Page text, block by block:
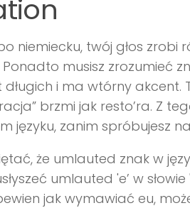
niemiecku, twój głos zrobi
Ponadto musisz zrozumieć
długich i ma wtórny
brzmi jak resto’ra. Z
języku, zanim spróbujesz
że umlauted znak w
umlauted 'e’ w
jak wymawiać eu,